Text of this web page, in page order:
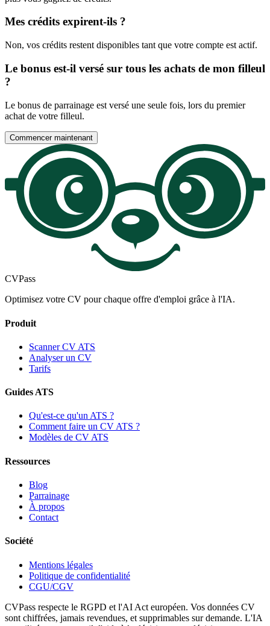
Mes crédits expirent-ils ?
Non, vos crédits restent disponibles tant que votre compte est actif.
Le bonus est-il versé sur tous les achats de mon filleul
?
Le bonus de parrainage est versé une seule fois, lors du premier
achat de votre filleul.
Commencer maintenant
CVPass
Optimisez votre CV pour chaque offre d'emploi grâce à l'IA.
Produit
Scanner CV ATS
Analyser un CV
Tarifs
Guides ATS
Qu'est-ce qu'un ATS ?
Comment faire un CV ATS ?
Modèles de CV ATS
Ressources
Blog
Parrainage
À propos
Contact
Société
Mentions légales
Politique de confidentialité
CGU/CGV
CVPass respecte le RGPD et l'AI Act européen. Vos données CV
sont chiffrées, jamais revendues, et supprimables sur demande. L'IA